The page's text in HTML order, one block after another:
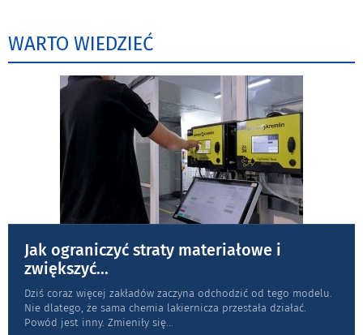
WARTO WIEDZIEĆ
Jak ograniczyć straty materiałowe i
zwiększyć...
Dziś coraz więcej zakładów zaczyna odchodzić od tego modelu.
Nie dlatego, że sama chemia lakiernicza przestała działać.
Powód jest inny. Zmieniły się...